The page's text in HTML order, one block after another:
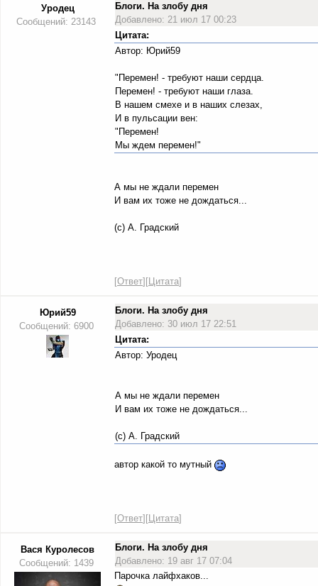
Уродец
Сообщений: 23143
Блоги. На злобу дня
Добавлено: 21 июл 17 00:23
Цитата:
Автор: Юрий59
"Перемен! - требуют наши сердца.
Перемен! - требуют наши глаза.
В нашем смехе и в наших слезах,
И в пульсации вен:
"Перемен!
Мы ждем перемен!"
А мы не ждали перемен
И вам их тоже не дождаться...
(с) А. Градский
[Ответ][Цитата]
Юрий59
Сообщений: 6900
Блоги. На злобу дня
Добавлено: 30 июл 17 22:51
Цитата:
Автор: Уродец
А мы не ждали перемен
И вам их тоже не дождаться...
(с) А. Градский
автор какой то мутный
[Ответ][Цитата]
Вася Куролесов
Сообщений: 1439
Блоги. На злобу дня
Добавлено: 19 авг 17 07:04
Парочка лайфхаков...